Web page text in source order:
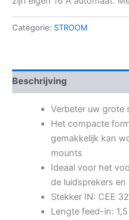
Categorie: STROOM
Beschrijving
Verbeter uw grote
Het compacte
gemakkelijk kan
mounts
Ideaal voor het
de luidsprekers
Stekker IN: CEE
Lengte feed-in: